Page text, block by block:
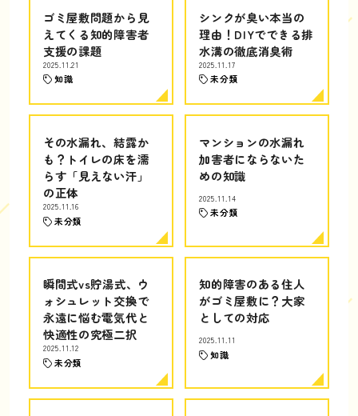
ゴミ屋敷問題から見
えてくる知的障害者
支援の課題
2025.11.21
知識
シンクが臭い本当の
理由！DIYでできる排
水溝の徹底消臭術
2025.11.17
未分類
その水漏れ、結露か
も？トイレの床を濡
らす「見えない汗」
の正体
2025.11.16
未分類
マンションの水漏れ
加害者にならないた
めの知識
2025.11.14
未分類
瞬間式vs貯湯式、ウ
ォシュレット交換で
永遠に悩む電気代と
快適性の究極二択
2025.11.12
未分類
知的障害のある住人
がゴミ屋敷に？大家
としての対応
2025.11.11
知識